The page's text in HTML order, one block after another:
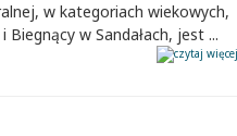
w kategoriach wiekowych,
w Sandałach, jest ...